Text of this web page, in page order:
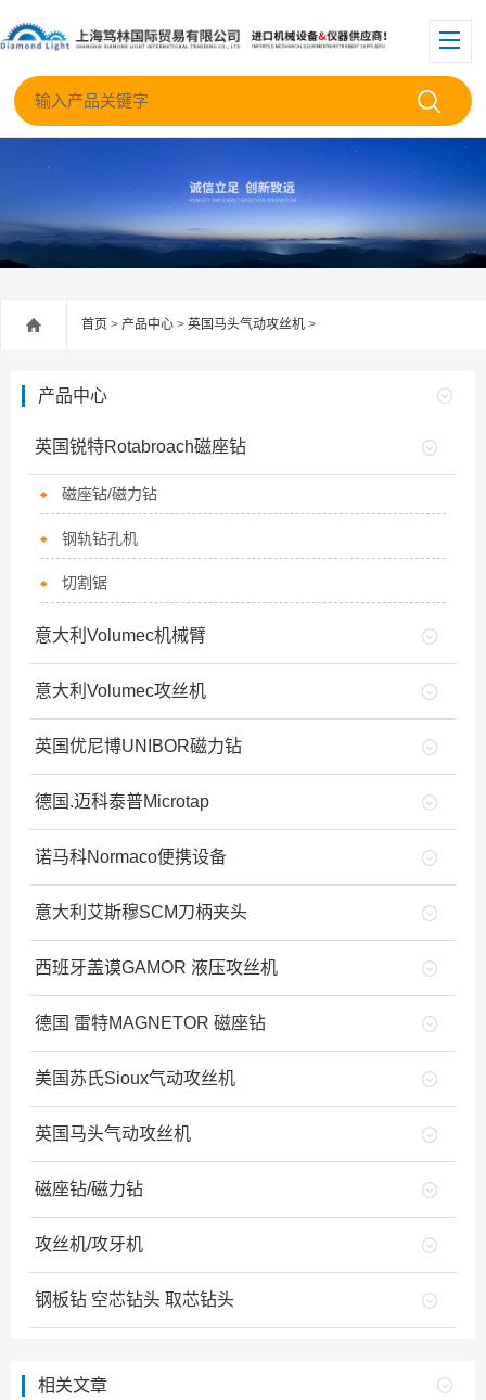
首页 > 产品中心 > 英国马头气动攻丝机 >
产品中心
英国锐特Rotabroach磁座钻
磁座钻/磁力钻
钢轨钻孔机
切割锯
意大利Volumec机械臂
意大利Volumec攻丝机
英国优尼博UNIBOR磁力钻
德国.迈科泰普Microtap
诺马科Normaco便携设备
意大利艾斯穆SCM刀柄夹头
西班牙盖谟GAMOR 液压攻丝机
德国 雷特MAGNETOR 磁座钻
美国苏氏Sioux气动攻丝机
英国马头气动攻丝机
磁座钻/磁力钻
攻丝机/攻牙机
钢板钻 空芯钻头 取芯钻头
相关文章